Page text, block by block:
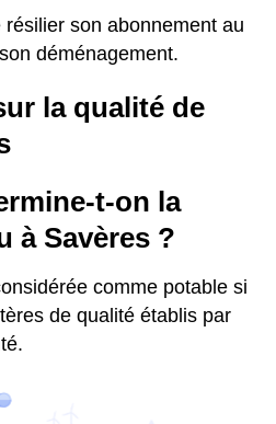
son abonnement au
déménagement.
la qualité de
t-on la
à Savères ?
comme potable si
de qualité établis par